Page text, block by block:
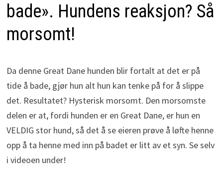
bade». Hundens reaksjon? Så
morsomt!
Da denne Great Dane hunden blir fortalt at det er på
tide å bade, gjør hun alt hun kan tenke på for å slippe
det. Resultatet? Hysterisk morsomt. Den morsomste
delen er at, fordi hunden er en Great Dane, er hun en
VELDIG stor hund, så det å se eieren prøve å løfte henne
opp å ta henne med inn på badet er litt av et syn. Se selv
i videoen under!